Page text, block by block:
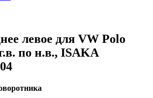
левое для VW Polo
по н.в., ISAKA